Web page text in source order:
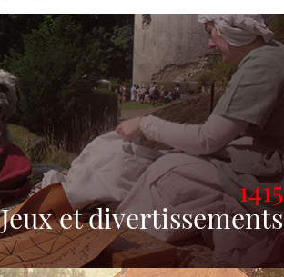
1415
Jeux et divertissements